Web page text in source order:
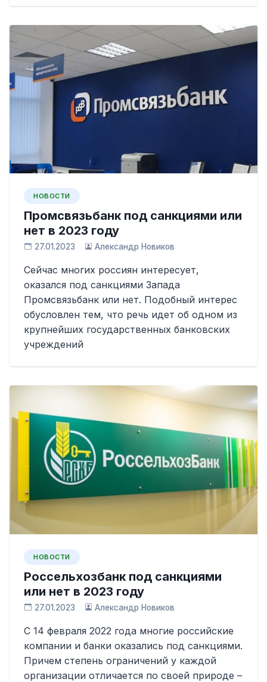
НОВОСТИ
Промсвязьбанк под санкциями или
нет в 2023 году
27.01.2023 Александр Новиков
Сейчас многих россиян интересует,
оказался под санкциями Запада
Промсвязьбанк или нет. Подобный интерес
обусловлен тем, что речь идет об одном из
крупнейших государственных банковских
учреждений
НОВОСТИ
Россельхозбанк под санкциями
или нет в 2023 году
27.01.2023 Александр Новиков
С 14 февраля 2022 года многие российские
компании и банки оказались под санкциями.
Причем степень ограничений у каждой
организации отличается по своей природе –